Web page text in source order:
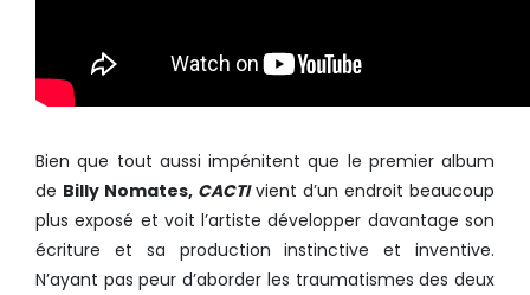
Bien que tout aussi impénitent que le premier album
de Billy Nomates, CACTIvient d’un endroit beaucoup
plus exposé et voit l’artiste développer davantage son
écriture et sa production instinctive et inventive.
N’ayant pas peur d’aborder les traumatismes des deux